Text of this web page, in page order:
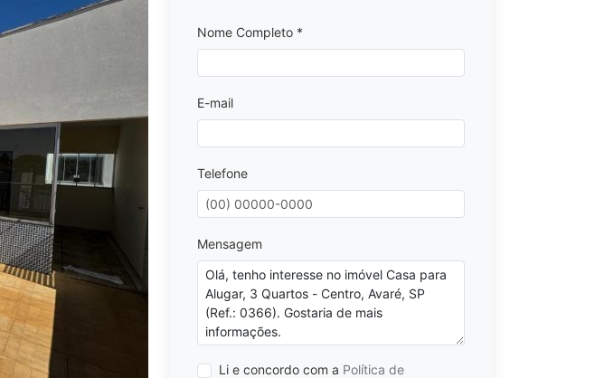
Nome Completo *
E-mail
Telefone
Mensagem
Li e concordo com a Política de